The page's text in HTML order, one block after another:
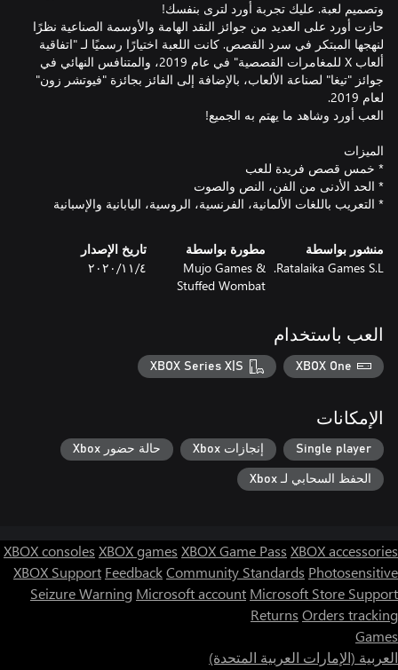
حازت أورد على العديد من جوائز النقد الهامة والأوسمة الصناعية نظرًا
لنهجها المبتكر في سرد القصص. كانت اللعبة اختيارًا رسميًا لـ "اتفاقية
ألعاب X للمغامرات القصصية" في عام 2019، والمتنافس النهائي في
جوائز "تيغا" لصناعة الألعاب، بالإضافة إلى الفائز بجائزة "فيوتشر زون"
* التعريب باللغات الألمانية، الفرنسية، الروسية، اليابانية والإسبانية
منشور بواسطة
Ratalaika Games S.L.
مطورة بواسطة
Mujo Games &
Stuffed Wombat
تاريخ الإصدار
٤‏/١١‏/٢٠٢٠
العب باستخدام
XBOX One
XBOX Series X|S
الإمكانات
Single player إنجازات Xbox حالة حضور Xbox
الحفظ السحابي لـ Xbox
XBOX consoles XBOX games XBOX Game Pass XBOX accessories
XBOX Support FeedbackCommunity Standards Photosensitive
Seizure Warning Microsoft account Microsoft Store Support
Returns Orders tracking
Games
العربية (الإمارات العربية المتحدة)